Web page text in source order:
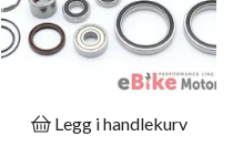
Legg i handlekurv